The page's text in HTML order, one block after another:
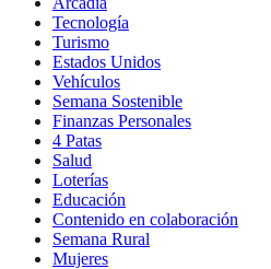
Tecnología
Turismo
Estados Unidos
Vehículos
Semana Sostenible
Finanzas Personales
4 Patas
Salud
Loterías
Educación
Contenido en colaboración
Semana Rural
Mujeres